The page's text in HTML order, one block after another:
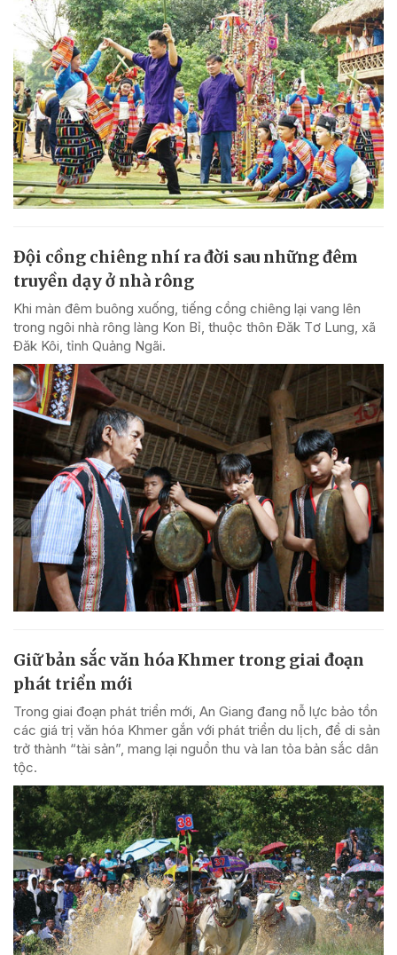
Đội cồng chiêng nhí ra đời sau những đêm
truyền dạy ở nhà rông
Khi màn đêm buông xuống, tiếng cồng chiêng lại vang lên
trong ngôi nhà rông làng Kon Bỉ, thuộc thôn Đăk Tơ Lung, xã
Đăk Kôi, tỉnh Quảng Ngãi.
Giữ bản sắc văn hóa Khmer trong giai đoạn
phát triển mới
Trong giai đoạn phát triển mới, An Giang đang nỗ lực bảo tồn
các giá trị văn hóa Khmer gắn với phát triển du lịch, để di sản
trở thành “tài sản”, mang lại nguồn thu và lan tỏa bản sắc dân
tộc.